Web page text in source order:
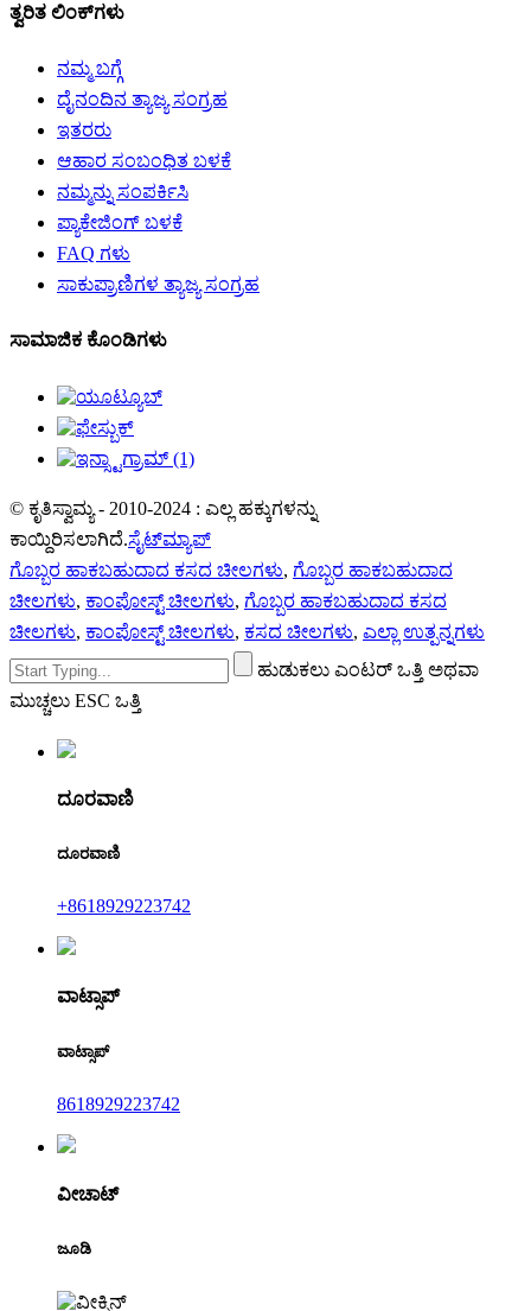
ತ್ವರಿತ ಲಿಂಕ್‌ಗಳು
ನಮ್ಮ ಬಗ್ಗೆ
ದೈನಂದಿನ ತ್ಯಾಜ್ಯ ಸಂಗ್ರಹ
ಇತರರು
ಆಹಾರ ಸಂಬಂಧಿತ ಬಳಕೆ
ನಮ್ಮನ್ನು ಸಂಪರ್ಕಿಸಿ
ಪ್ಯಾಕೇಜಿಂಗ್ ಬಳಕೆ
FAQ ಗಳು
ಸಾಕುಪ್ರಾಣಿಗಳ ತ್ಯಾಜ್ಯ ಸಂಗ್ರಹ
ಸಾಮಾಜಿಕ ಕೊಂಡಿಗಳು
© ಕೃತಿಸ್ವಾಮ್ಯ - 2010-2024 : ಎಲ್ಲ ಹಕ್ಕುಗಳನ್ನು
ಕಾಯ್ದಿರಿಸಲಾಗಿದೆ.ಸೈಟ್‌ಮ್ಯಾಪ್
ಗೊಬ್ಬರ ಹಾಕಬಹುದಾದ ಕಸದ ಚೀಲಗಳು, ಗೊಬ್ಬರ ಹಾಕಬಹುದಾದ
ಚೀಲಗಳು, ಕಾಂಪೋಸ್ಟ್ ಚೀಲಗಳು, ಗೊಬ್ಬರ ಹಾಕಬಹುದಾದ ಕಸದ
ಚೀಲಗಳು, ಕಾಂಪೋಸ್ಟ್ ಚೀಲಗಳು, ಕಸದ ಚೀಲಗಳು, ಎಲ್ಲಾ ಉತ್ಪನ್ನಗಳು
ಹುಡುಕಲು ಎಂಟರ್ ಒತ್ತಿ ಅಥವಾ
ಮುಚ್ಚಲು ESC ಒತ್ತಿ
ದೂರವಾಣಿ
ದೂರವಾಣಿ
+8618929223742
ವಾಟ್ಸಾಪ್
ವಾಟ್ಸಾಪ್
8618929223742
ವೀಚಾಟ್
ಜೂಡಿ